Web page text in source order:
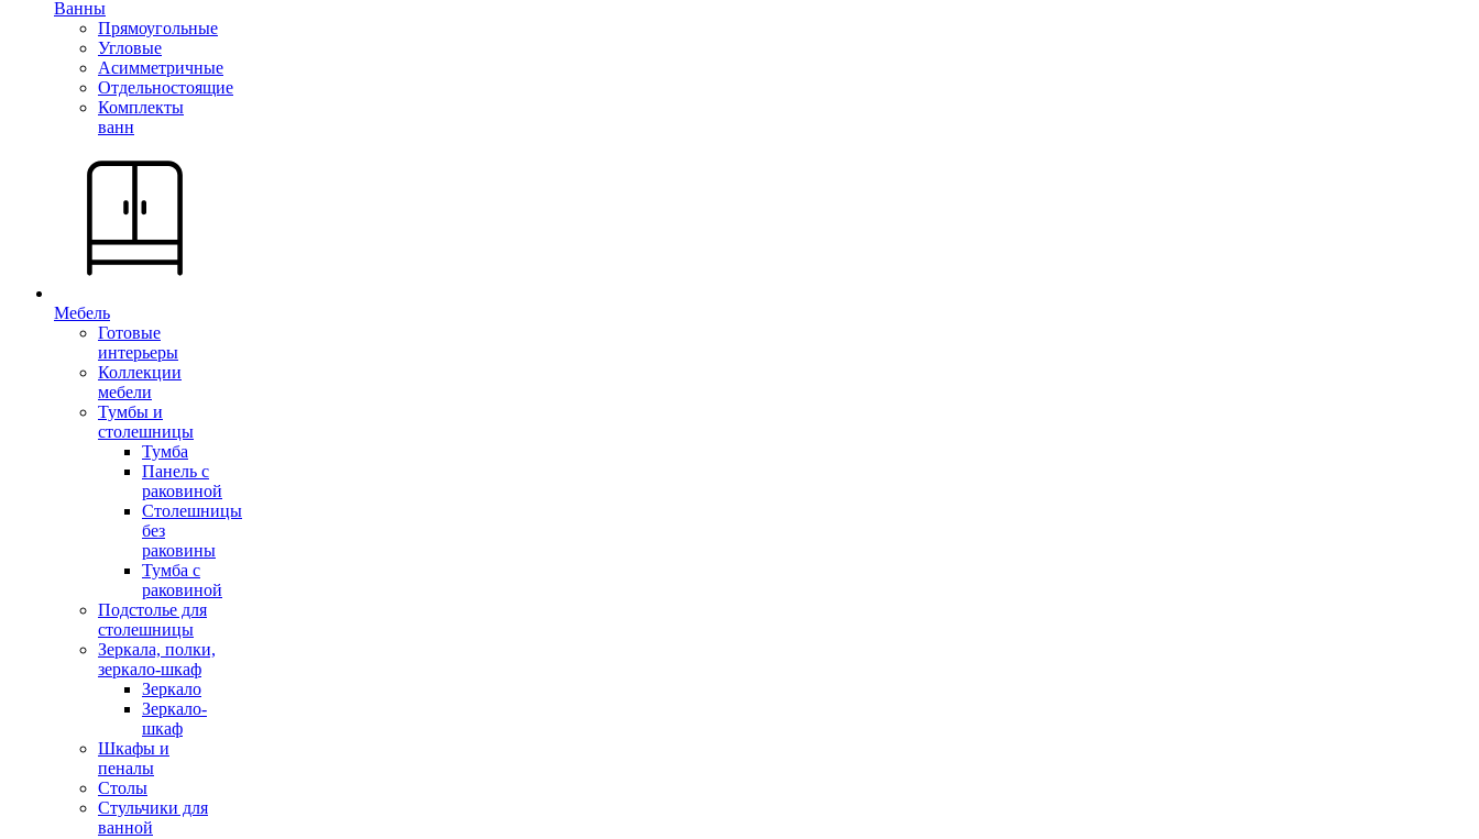
Ванны
Прямоугольные
Угловые
Асимметричные
Отдельностоящие
Комплекты
ванн
Мебель
Готовые
интерьеры
Коллекции
мебели
Тумбы и
столешницы
Тумба
Панель с
раковиной
Столешницы
без
раковины
Тумба с
раковиной
Подстолье для
столешницы
Зеркала, полки,
зеркало-шкаф
Зеркало
Зеркало-
шкаф
Шкафы и
пеналы
Столы
Стульчики для
ванной